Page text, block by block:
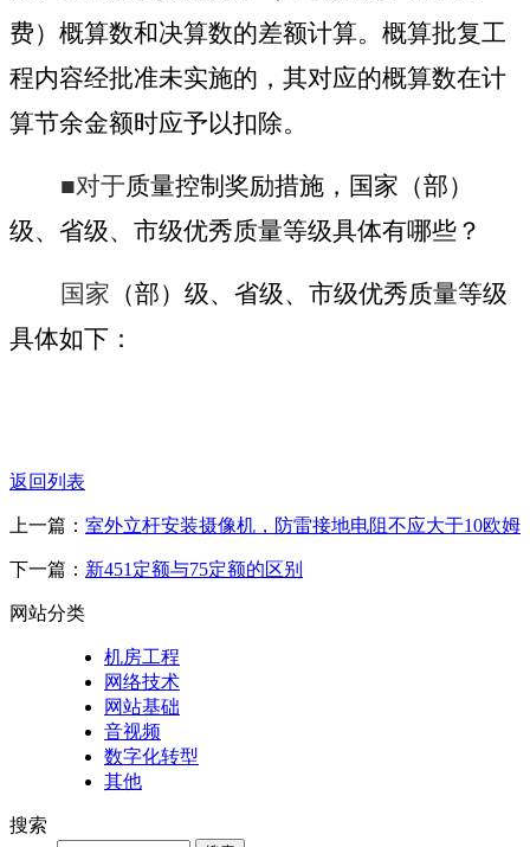
费）概算数和决算数的差额计算。概算批复工
程内容经批准未实施的，其对应的概算数在计
算节余金额时应予以扣除。
■对于质量控制奖励措施，国家（部）
级、省级、市级优秀质量等级具体有哪些？
国家 （部）级、省级、市级优秀质量等级
具体如下：
返回列表
上一篇： 室外立杆安装摄像机，防雷接地电阻不应大于10欧姆
下一篇： 新451定额与75定额的区别
网站分类
机房工程
网络技术
网站基础
音视频
数字化转型
其他
搜索